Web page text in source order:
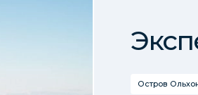
Остров